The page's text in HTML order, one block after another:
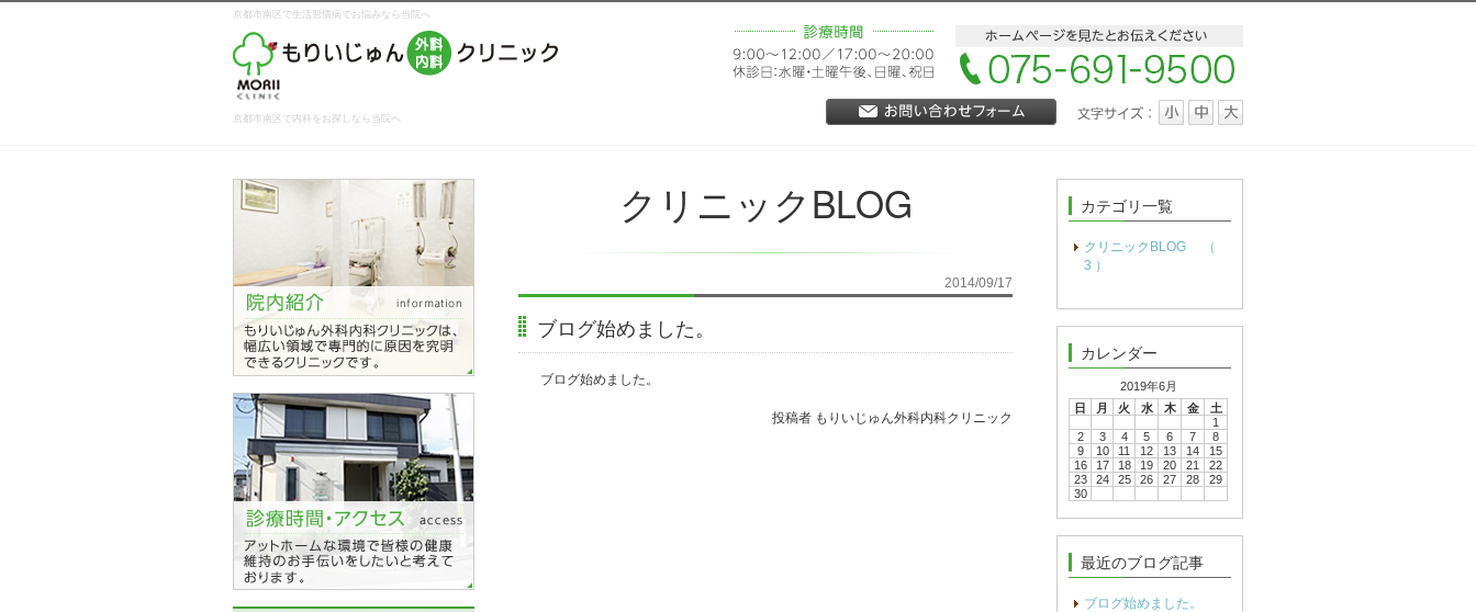
京都市南区で生活習慣病でお悩みなら当院へ
京都市南区で内科をお探しなら当院へ
クリニックBLOG
2014/09/17
ブログ始めました。
ブログ始めました。
投稿者 もりいじゅん外科内科クリニック
カテゴリ一覧
クリニックBLOG （
3 ）
カレンダー
2019年6月
日
月 火 水 木 金
土
1
2
3 4 5 6 7
8
9
10 11 12 13 14
15
16
17 18 19 20 21
22
23
24 25 26 27 28
29
30
最近のブログ記事
ブログ始めました。